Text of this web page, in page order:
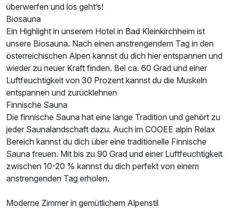
überwerfen und los geht’s!
Biosauna
Ein Highlight in unserem Hotel in Bad Kleinkirchheim ist
unsere Biosauna. Nach einen anstrengendem Tag in den
österreichischen Alpen kannst du dich hier entspannen und
wieder zu neuer Kraft finden. Bei ca. 60 Grad und einer
Luftfeuchtigkeit von 30 Prozent kannst du die Muskeln
entspannen und zurücklehnen
Finnische Sauna
Die finnische Sauna hat eine lange Tradition und gehört zu
jeder Saunalandschaft dazu. Auch im COOEE alpin Relax
Bereich kannst du dich über eine traditionelle Finnische
Sauna freuen. Mit bis zu 90 Grad und einer Luftfeuchtigkeit
zwischen 10-20 % kannst du dich perfekt von einem
anstrengenden Tag erholen.
Moderne Zimmer in gemütlichem Alpenstil